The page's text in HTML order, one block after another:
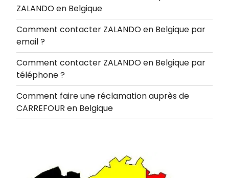
ZALANDO en Belgique
Comment contacter ZALANDO en Belgique par
email ?
Comment contacter ZALANDO en Belgique par
téléphone ?
Comment faire une réclamation auprès de
CARREFOUR en Belgique